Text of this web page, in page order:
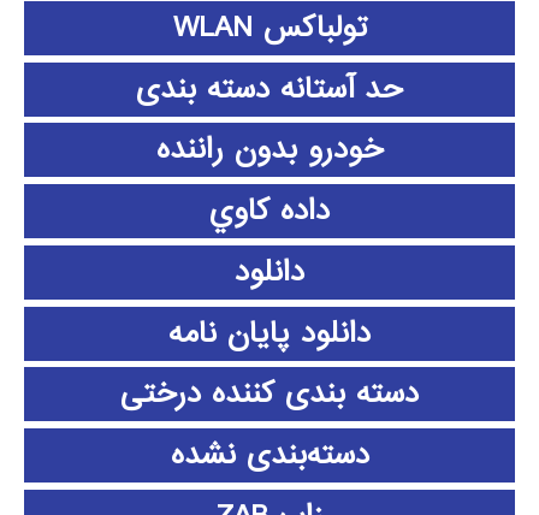
تولباکس WLAN
حد آستانه دسته بندی
خودرو بدون راننده
داده كاوي
دانلود
دانلود پايان نامه
دسته بندی کننده درختی
دسته‌بندی نشده